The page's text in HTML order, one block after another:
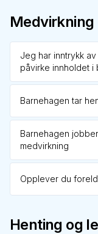
Medvirkning
Jeg har inntrykk
påvirke innholdet i
Barnehagen tar
Barnehagen
medvirkning
Opplever du
Henting og